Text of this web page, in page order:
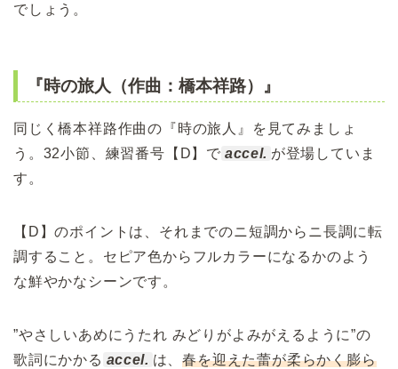
でしょう。
『時の旅人（作曲：橋本祥路）』
同じく橋本祥路作曲の『時の旅人』を見てみましょ
う。32小節、練習番号【D】で accel. が登場していま
す。
【D】のポイントは、それまでのニ短調からニ長調に転
調すること。セピア色からフルカラーになるかのよう
な鮮やかなシーンです。
”やさしいあめにうたれ みどりがよみがえるように”の
歌詞にかかる accel. は、春を迎えた蕾が柔らかく膨ら